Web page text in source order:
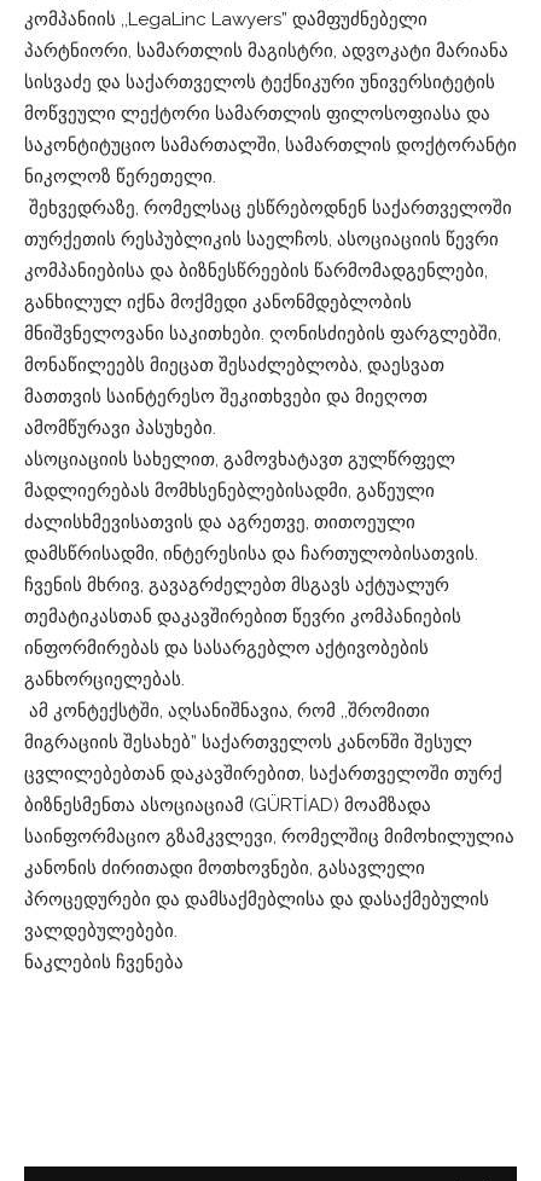
კომპანიის ,,LegaLinc Lawyers” დამფუძნებელი
პარტნიორი, სამართლის მაგისტრი, ადვოკატი მარიანა
სისვაძე და საქართველოს ტექნიკური უნივერსიტეტის
მოწვეული ლექტორი სამართლის ფილოსოფიასა და
საკონტიტუციო სამართალში, სამართლის დოქტორანტი
ნიკოლოზ წერეთელი.
შეხვედრაზე, რომელსაც ესწრებოდნენ საქართველოში
თურქეთის რესპუბლიკის საელჩოს, ასოციაციის წევრი
კომპანიებისა და ბიზნესწრეების წარმომადგენლები,
განხილულ იქნა მოქმედი კანონმდებლობის
მნიშვნელოვანი საკითხები. ღონისძიების ფარგლებში,
მონაწილეებს მიეცათ შესაძლებლობა, დაესვათ
მათთვის საინტერესო შეკითხვები და მიეღოთ
ამომწურავი პასუხები.
ასოციაციის სახელით, გამოვხატავთ გულწრფელ
მადლიერებას მომხსენებლებისადმი, გაწეული
ძალისხმევისათვის და აგრეთვე, თითოეული
დამსწრისადმი, ინტერესისა და ჩართულობისათვის.
ჩვენის მხრივ, გავაგრძელებთ მსგავს აქტუალურ
თემატიკასთან დაკავშირებით წევრი კომპანიების
ინფორმირებას და სასარგებლო აქტივობების
განხორციელებას.
ამ კონტექსტში, აღსანიშნავია, რომ ,,შრომითი
მიგრაციის შესახებ” საქართველოს კანონში შესულ
ცვლილებებთან დაკავშირებით, საქართველოში თურქ
ბიზნესმენთა ასოციაციამ (GÜRTİAD) მოამზადა
საინფორმაციო გზამკვლევი, რომელშიც მიმოხილულია
კანონის ძირითადი მოთხოვნები, გასავლელი
პროცედურები და დამსაქმებლისა და დასაქმებულის
ვალდებულებები.
ნაკლების ჩვენება